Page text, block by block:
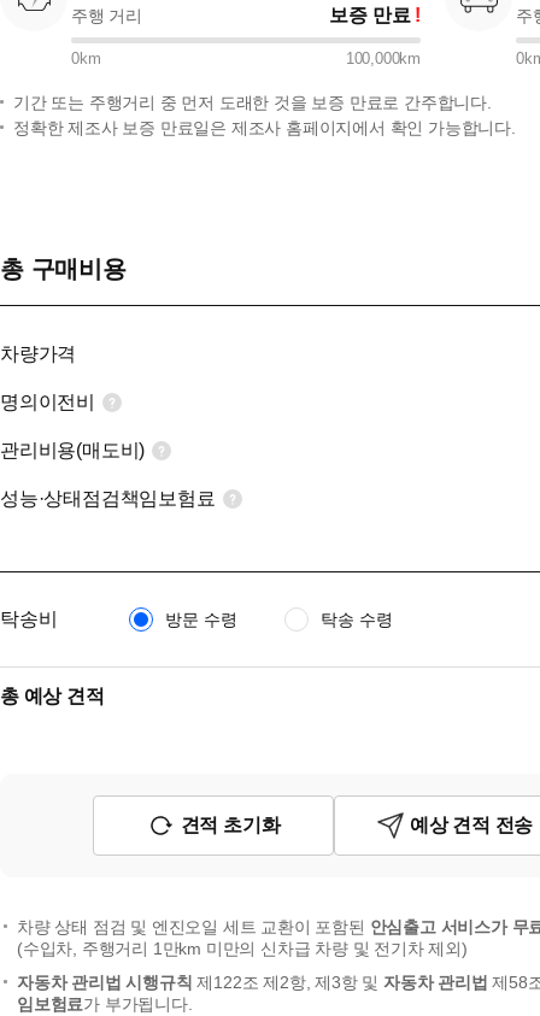
주행 거리 보증 만료
0km 100,000km
주
0
기간 또는 주행거리 중 먼저 도래한 것을 보증 만료로 간주합니다.
정확한 제조사 보증 만료일은 제조사 홈페이지에서 확인 가능합니다.
총 구매비용
차량가격
명의이전비
관리비용(매도비)
성능·상태점검책임보험료
탁송비 방문 수령 탁송 수령
총 예상 견적
견적 초기화 예상 견적 전송
차량 상태 점검 및 엔진오일 세트 교환이 포함된 안심출고 서비스가 무
(수입차, 주행거리 1만km 미만의 신차급 차량 및 전기차 제외)
자동차 관리법 시행규칙 제122조 제2항, 제3항 및자동차 관리법 제58
임보험료가 부가됩니다.